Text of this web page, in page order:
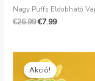
Nagy Puffs Eldobható
€26.99€7.99
Akció!
Eredeti
ár:
€28.99.
ár:
€6.29.